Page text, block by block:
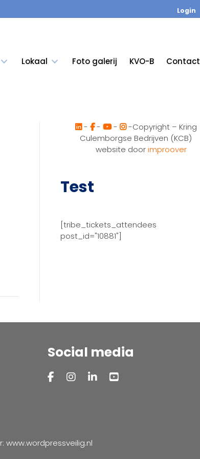
Login
Lokaal Foto galerij KVO-B Contact
- - -
-Copyright – Kring
Culemborgse Bedrijven (KCB)
website doorimproover
Test
[tribe_tickets_attendees
post_id="10881"]
Social media
www.wordpressveilig.nl